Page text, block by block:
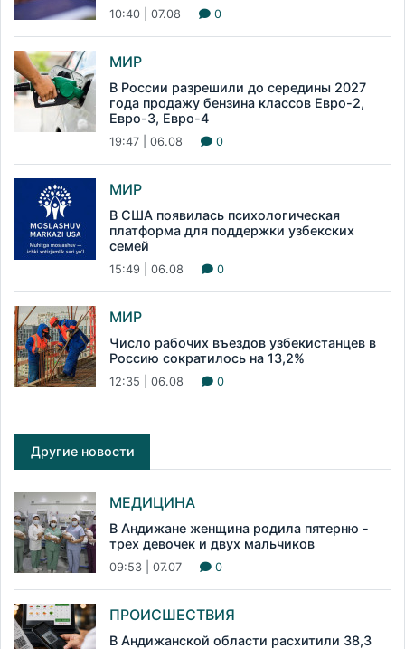
10:40 | 07.08 0
МИР
В России разрешили до середины 2027
года продажу бензина классов Евро-2,
Евро-3, Евро-4
19:47 | 06.08 0
МИР
В США появилась психологическая
платформа для поддержки узбекских
семей
15:49 | 06.08 0
МИР
Число рабочих въездов узбекистанцев в
Россию сократилось на 13,2%
12:35 | 06.08 0
Другие новости
МЕДИЦИНА
В Андижане женщина родила пятерню -
трех девочек и двух мальчиков
09:53 | 07.07 0
ПРОИСШЕСТВИЯ
В Андижанской области расхитили 38,3